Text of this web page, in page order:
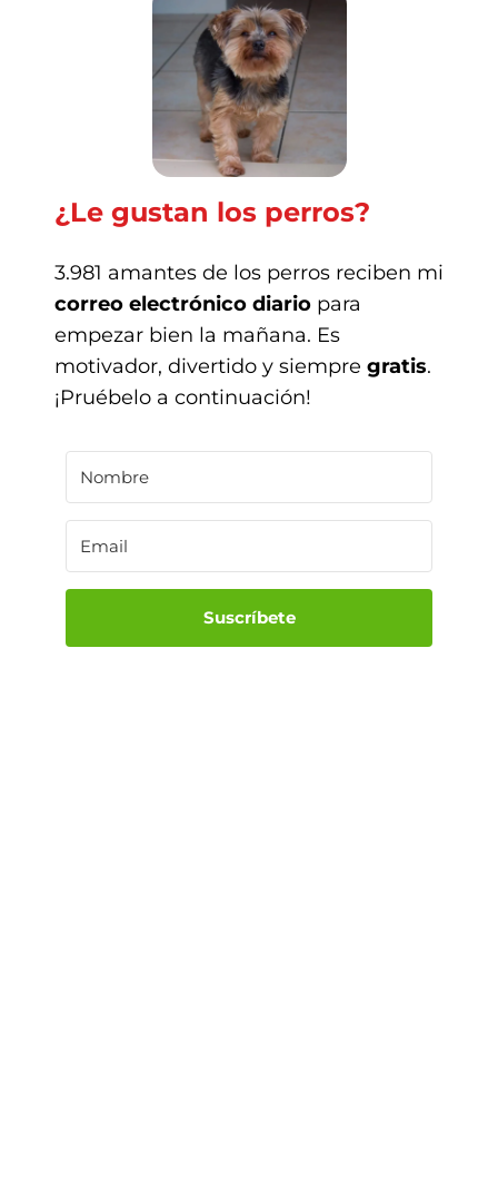
¿Le gustan los perros?
3.981 amantes de los perros reciben mi
correo electrónico diario para
empezar bien la mañana. Es
motivador, divertido y siempre gratis.
¡Pruébelo a continuación!
Suscríbete